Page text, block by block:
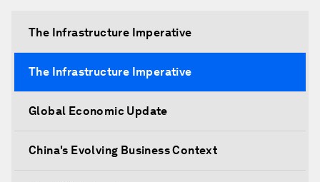
The Infrastructure Imperative
The Infrastructure Imperative
Global Economic Update
China's Evolving Business Context